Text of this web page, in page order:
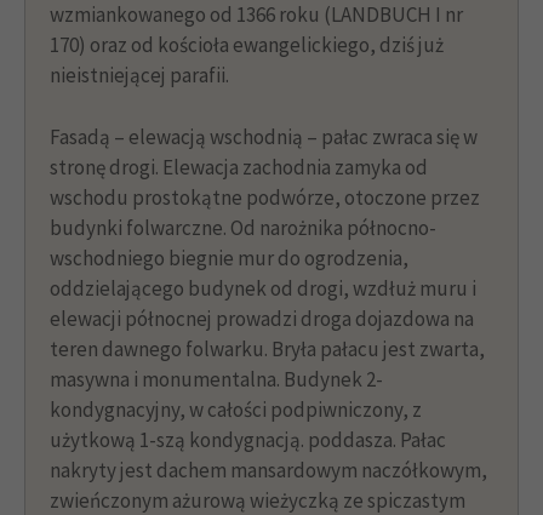
wzmiankowanego od 1366 roku (LANDBUCH I nr
170) oraz od kościoła ewangelickiego, dziś już
nieistniejącej parafii.
Fasadą – elewacją wschodnią – pałac zwraca się w
stronę drogi. Elewacja zachodnia zamyka od
wschodu prostokątne podwórze, otoczone przez
budynki folwarczne. Od narożnika północno-
wschodniego biegnie mur do ogrodzenia,
oddzielającego budynek od drogi, wzdłuż muru i
elewacji północnej prowadzi droga dojazdowa na
teren dawnego folwarku. Bryła pałacu jest zwarta,
masywna i monumentalna. Budynek 2-
kondygnacyjny, w całości podpiwniczony, z
użytkową 1-szą kondygnacją. poddasza. Pałac
nakryty jest dachem mansardowym naczółkowym,
zwieńczonym ażurową wieżyczką ze spiczastym